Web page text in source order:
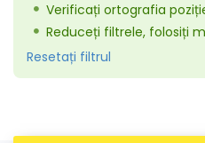
Verificați ortografia
Reduceți filtrele, folosiți
Resetați filtrul